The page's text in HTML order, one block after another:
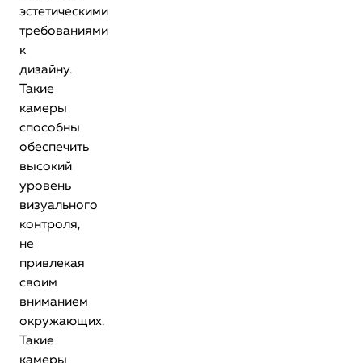
эстетическими
требованиями
к
дизайну.
Такие
камеры
способны
обеспечить
высокий
уровень
визуального
контроля,
не
привлекая
своим
вниманием
окружающих.
Такие